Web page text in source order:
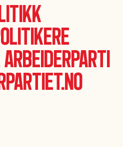
Arbeiderparti